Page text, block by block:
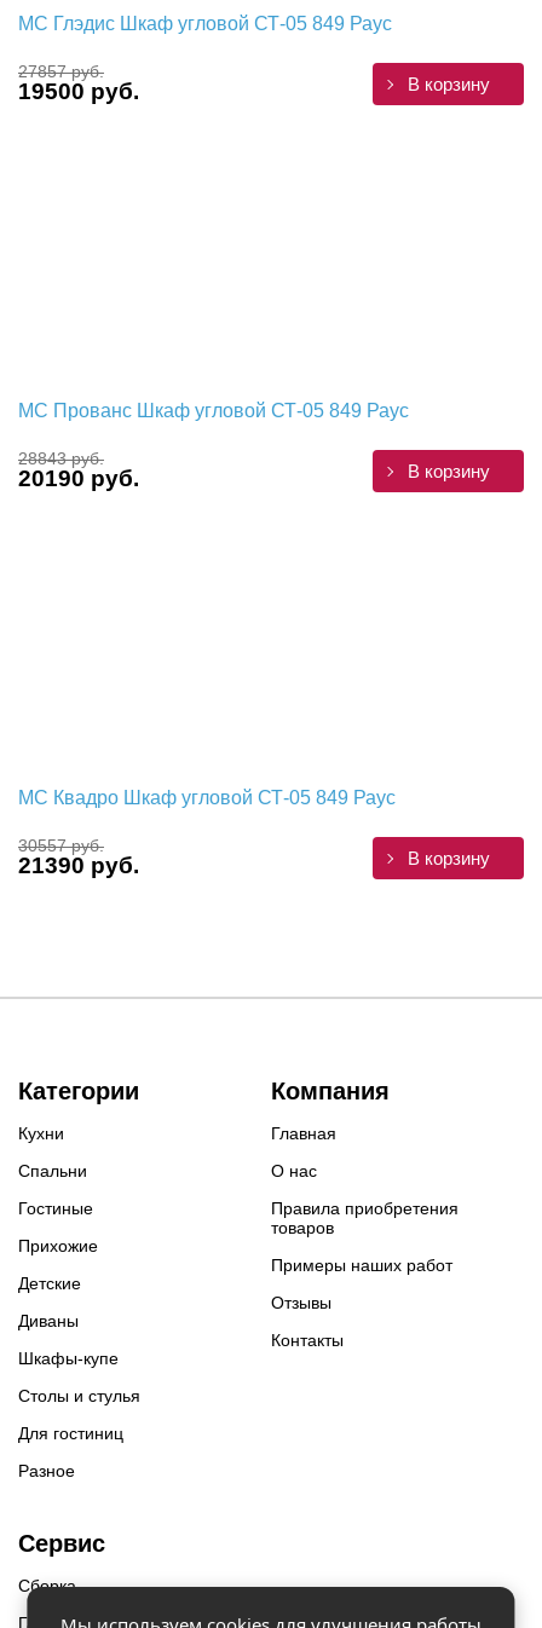
МС Глэдис Шкаф угловой СТ-05 849 Раус
27857 руб.
19500 руб. В корзину
МС Прованс Шкаф угловой СТ-05 849 Раус
28843 руб.
20190 руб. В корзину
МС Квадро Шкаф угловой СТ-05 849 Раус
30557 руб.
21390 руб. В корзину
Категории
Кухни
Спальни
Гостиные
Прихожие
Детские
Диваны
Шкафы-купе
Столы и стулья
Для гостиниц
Разное
Компания
Главная
О нас
Правила приобретения
товаров
Примеры наших работ
Отзывы
Контакты
Сервис
Сборка
Гарантии